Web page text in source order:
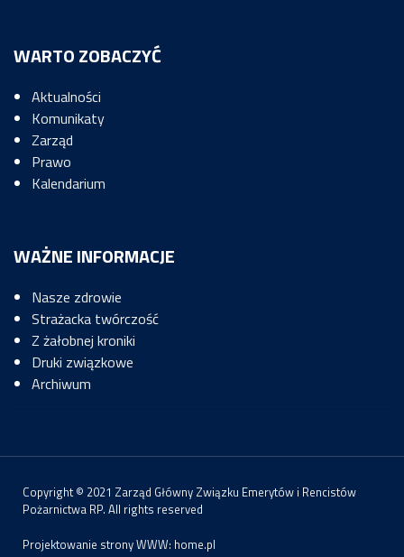
WARTO ZOBACZYĆ
Aktualności
Komunikaty
Zarząd
Prawo
Kalendarium
WAŻNE INFORMACJE
Nasze zdrowie
Strażacka twórczość
Z żałobnej kroniki
Druki związkowe
Archiwum
Copyright © 2021 Zarząd Główny Związku Emerytów i Rencistów
Pożarnictwa RP. All rights reserved
Projektowanie strony WWW: home.pl